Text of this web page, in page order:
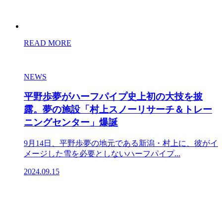
READ MORE
NEWS
平野歩夢がハーフパイプ史上初の大技を披
露。夢の施設「村上スノーリサーチ＆トレー
ニングセンター」爆誕
9月14日、平野歩夢の地元である新潟・村上に、彼がイ
メージした雪を必要としないハーフパイプ...
2024.09.15